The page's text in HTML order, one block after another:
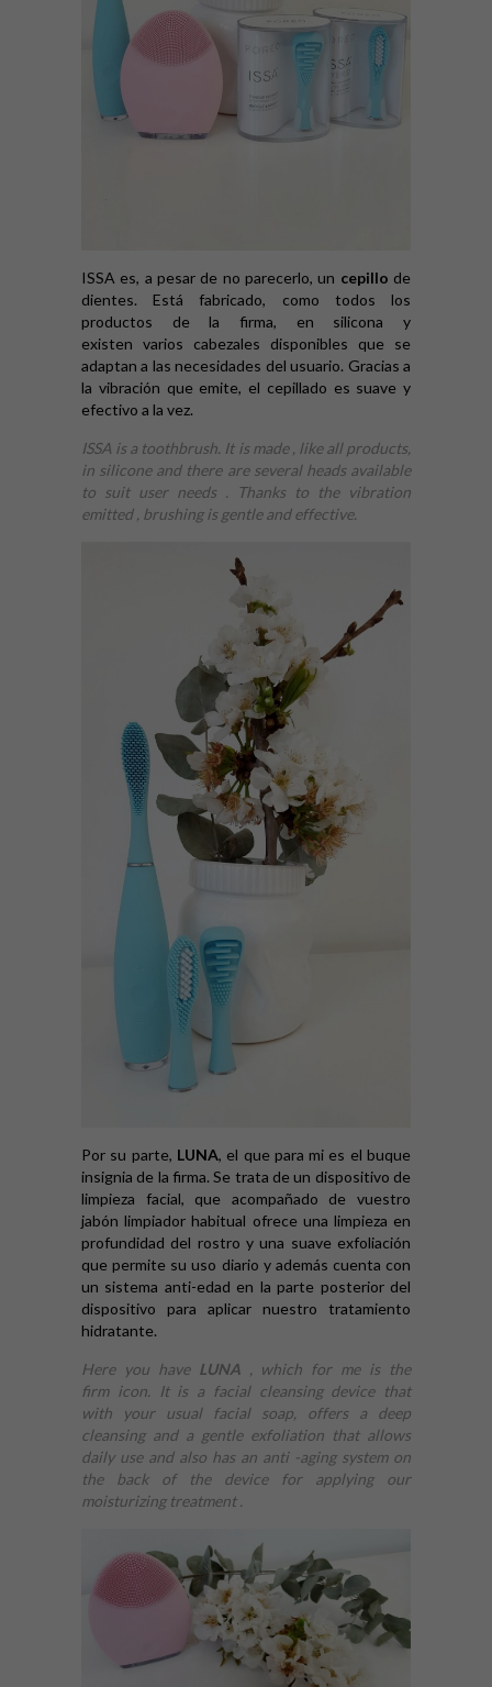
ISSA es, a pesar de no parecerlo, un cepillo de
dientes. Está fabricado, como todos los
productos de la firma, en silicona y
existen varios cabezales disponibles que se
adaptan a las necesidades del usuario. Gracias a
la vibración que emite, el cepillado es suave y
efectivo a la vez.
ISSA is a toothbrush. It is made , like all products,
in silicone and there are several heads available
to suit user needs . Thanks to the vibration
emitted , brushing is gentle and effective.
Por su parte, LUNA, el que para mi es el buque
insignia de la firma. Se trata de un dispositivo de
limpieza facial, que acompañado de vuestro
jabón limpiador habitual ofrece una limpieza en
profundidad del rostro y una suave exfoliación
que permite su uso diario y además cuenta con
un sistema anti-edad en la parte posterior del
dispositivo para aplicar nuestro tratamiento
hidratante.
Here you have LUNA, which for me is the
firm icon. It is a facial cleansing device that
with your usual facial soap, offers a deep
cleansing and a gentle exfoliation that allows
daily use and also has an anti -aging system on
the back of the device for applying our
moisturizing treatment .